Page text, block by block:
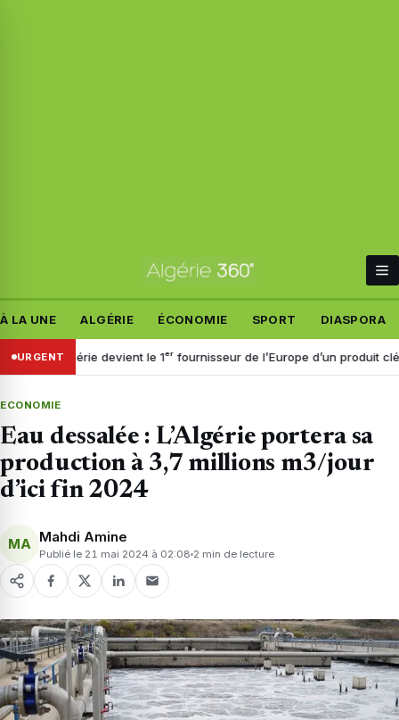
À LA UNE ALGÉRIE ÉCONOMIE SPORT DIASPORA
URGENTdevient le 1ᵉʳ fournisseur de l’Europe d’un produit clé pour
ECONOMIE
Eau dessalée : L’Algérie portera sa
production à 3,7 millions m3/jour
d’ici fin 2024
MA Mahdi Amine
Publié le 21 mai 2024 à 02:08 2 min de lecture